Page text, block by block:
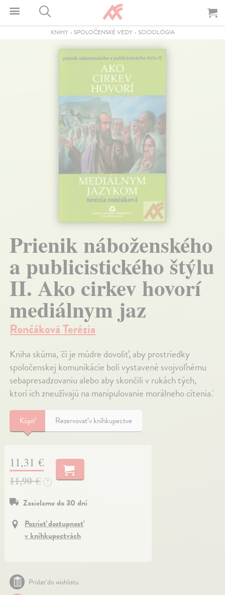
KNIHY- SPOLOČENSKÉ VEDY- SOCIOLÓGIA
Prienik náboženského
a publicistického štýlu
II. Ako cirkev hovorí
mediálnym jaz
Rončáková Terézia
Kniha skúma, 'či je múdre dovoliť, aby prostriedky
spoločenskej komunikácie boli vystavené svojvoľnému
sebapresadzovaniu alebo aby skončili v rukách tých,
ktorí ich zneužívajú na manipulovanie morálneho cítenia.'
Kúpiť Rezervovať v kníhkupectve
11,31 €
11,90 €
?
Zasielame do 30 dní
Pozrieť dostupnosť
v kníhkupectvách
Pridať do wishlistu